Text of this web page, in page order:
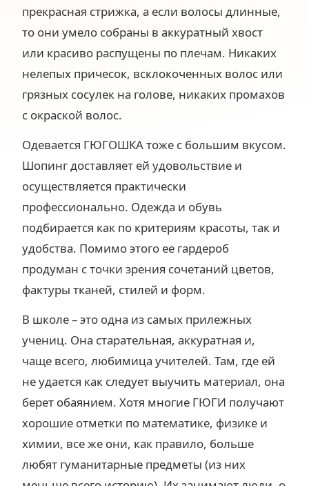
прекрасная стрижка, а если волосы длинные,
то они умело собраны в аккуратный хвост
или красиво распущены по плечам. Никаких
нелепых причесок, всклокоченных волос или
грязных сосулек на голове, никаких промахов
с окраской волос.
Одевается ГЮГОШКА тоже с большим вкусом.
Шопинг доставляет ей удовольствие и
осуществляется практически
профессионально. Одежда и обувь
подбирается как по критериям красоты, так и
удобства. Помимо этого ее гардероб
продуман с точки зрения сочетаний цветов,
фактуры тканей, стилей и форм.
В школе – это одна из самых прилежных
учениц. Она старательная, аккуратная и,
чаще всего, любимица учителей. Там, где ей
не удается как следует выучить материал, она
берет обаянием. Хотя многие ГЮГИ получают
хорошие отметки по математике, физике и
химии, все же они, как правило, больше
любят гуманитарные предметы (из них